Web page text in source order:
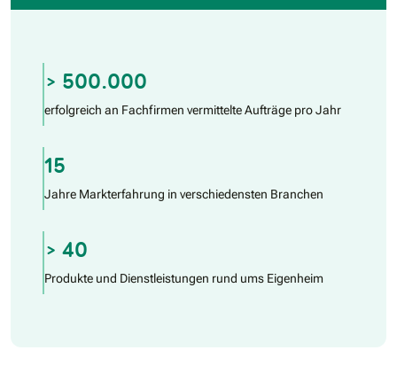
> 500.000
erfolgreich an Fachfirmen vermittelte Aufträge pro Jahr
15
Jahre Markterfahrung in verschiedensten Branchen
> 40
Produkte und Dienstleistungen rund ums Eigenheim